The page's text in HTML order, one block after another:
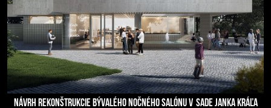
NÁVRH REKONŠTRUKCIE BÝVALÉHO NOČNÉHO SALÓNU V SADE JANKA KRÁĽA